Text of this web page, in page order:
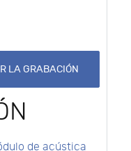
LA GRABACIÓN
de acústica